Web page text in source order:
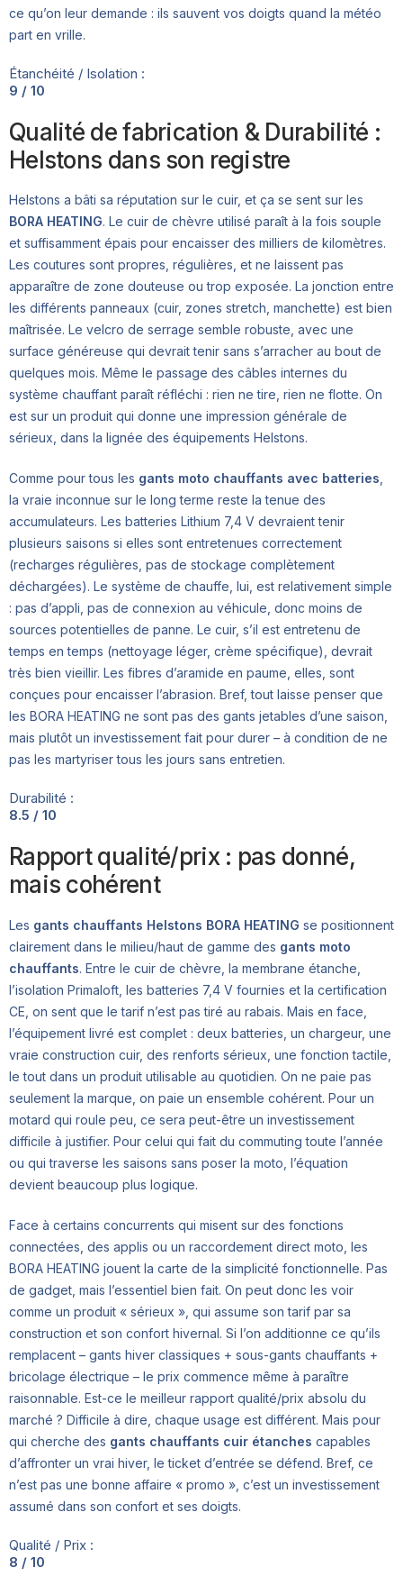
ce qu’on leur demande : ils sauvent vos doigts quand la météo
part en vrille.
Étanchéité / Isolation :
9 / 10
Qualité de fabrication & Durabilité :
Helstons dans son registre
Helstons a bâti sa réputation sur le cuir, et ça se sent sur les
BORA HEATING. Le cuir de chèvre utilisé paraît à la fois souple
et suffisamment épais pour encaisser des milliers de kilomètres.
Les coutures sont propres, régulières, et ne laissent pas
apparaître de zone douteuse ou trop exposée. La jonction entre
les différents panneaux (cuir, zones stretch, manchette) est bien
maîtrisée. Le velcro de serrage semble robuste, avec une
surface généreuse qui devrait tenir sans s’arracher au bout de
quelques mois. Même le passage des câbles internes du
système chauffant paraît réfléchi : rien ne tire, rien ne flotte. On
est sur un produit qui donne une impression générale de
sérieux, dans la lignée des équipements Helstons.
Comme pour tous les gants moto chauffants avec batteries
la vraie inconnue sur le long terme reste la tenue des
accumulateurs. Les batteries Lithium 7,4 V devraient tenir
plusieurs saisons si elles sont entretenues correctement
(recharges régulières, pas de stockage complètement
déchargées). Le système de chauffe, lui, est relativement simple
: pas d’appli, pas de connexion au véhicule, donc moins de
sources potentielles de panne. Le cuir, s’il est entretenu de
temps en temps (nettoyage léger, crème spécifique), devrait
très bien vieillir. Les fibres d’aramide en paume, elles, sont
conçues pour encaisser l’abrasion. Bref, tout laisse penser que
les BORA HEATING ne sont pas des gants jetables d’une saison,
mais plutôt un investissement fait pour durer – à condition de ne
pas les martyriser tous les jours sans entretien.
Durabilité :
8.5 / 10
Rapport qualité/prix : pas donné,
mais cohérent
Les gants chauffants Helstons BORA HEATING se positionnent
clairement dans le milieu/haut de gamme des gants moto
chauffants. Entre le cuir de chèvre, la membrane étanche,
l’isolation Primaloft, les batteries 7,4 V fournies et la certification
CE, on sent que le tarif n’est pas tiré au rabais. Mais en face,
l’équipement livré est complet : deux batteries, un chargeur, une
vraie construction cuir, des renforts sérieux, une fonction tactile,
le tout dans un produit utilisable au quotidien. On ne paie pas
seulement la marque, on paie un ensemble cohérent. Pour un
motard qui roule peu, ce sera peut-être un investissement
difficile à justifier. Pour celui qui fait du commuting toute l’année
ou qui traverse les saisons sans poser la moto, l’équation
devient beaucoup plus logique.
Face à certains concurrents qui misent sur des fonctions
connectées, des applis ou un raccordement direct moto, les
BORA HEATING jouent la carte de la simplicité fonctionnelle. Pas
de gadget, mais l’essentiel bien fait. On peut donc les voir
comme un produit « sérieux », qui assume son tarif par sa
construction et son confort hivernal. Si l’on additionne ce qu’ils
remplacent – gants hiver classiques + sous-gants chauffants +
bricolage électrique – le prix commence même à paraître
raisonnable. Est-ce le meilleur rapport qualité/prix absolu du
marché ? Difficile à dire, chaque usage est différent. Mais pour
qui cherche des gants chauffants cuir étanches capables
d’affronter un vrai hiver, le ticket d’entrée se défend. Bref, ce
n’est pas une bonne affaire « promo », c’est un investissement
assumé dans son confort et ses doigts.
Qualité / Prix :
8 / 10